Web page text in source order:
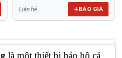
Liên hệ BÁO GIÁ
là một thiết bị bảo hộ cá